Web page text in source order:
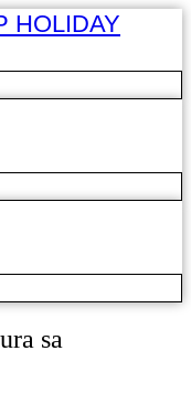
HOLIDAY
sa